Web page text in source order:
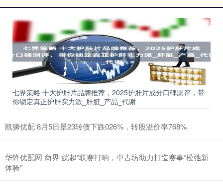
七界策略 十大护肝片品牌推荐，2025护肝片成分口碑测评，带
你锁定真正护肝实力派_肝脏_产品_代谢
凯狮优配 8月5日景23转债下跌026%，转股溢价率768%
华锋优配网 商界“皖超”联赛打响，中古坊助力打造赛事“松弛新
体验”